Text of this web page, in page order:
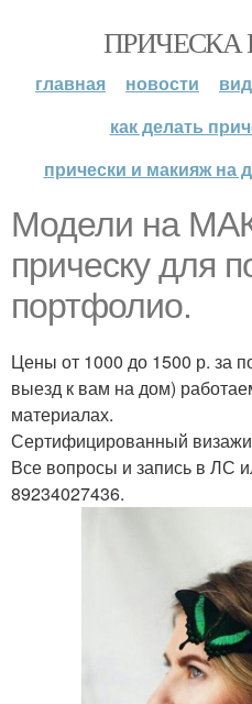
главная новости
как делать
прически и макияж на
Модели на
прическу для
портфолио.
Цены от 1000 до 1500 р. за
выезд к вам на дом)
материалах.
Сертифицированный
Все вопросы и запись в ЛС
89234027436.